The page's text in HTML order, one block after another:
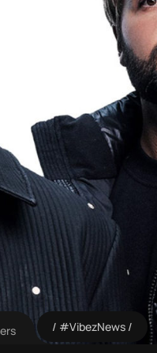
#VibezNews